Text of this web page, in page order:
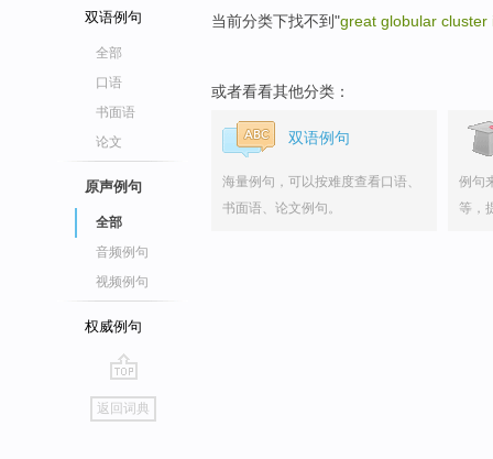
双语例句
全部
口语
书面语
论文
原声例句
全部
音频例句
视频例句
权威例句
go
top
返回词典
当前分类下找不到"great globular cluster
或者看看其他分类：
双语例句
海量例句，可以按难度查看口语、
书面语、论文例句。
例句
等，